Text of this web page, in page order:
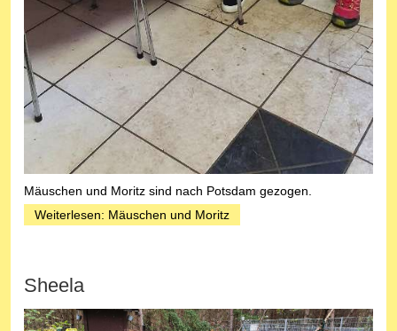
Mäuschen und Moritz sind nach Potsdam gezogen.
Weiterlesen: Mäuschen und Moritz
Sheela